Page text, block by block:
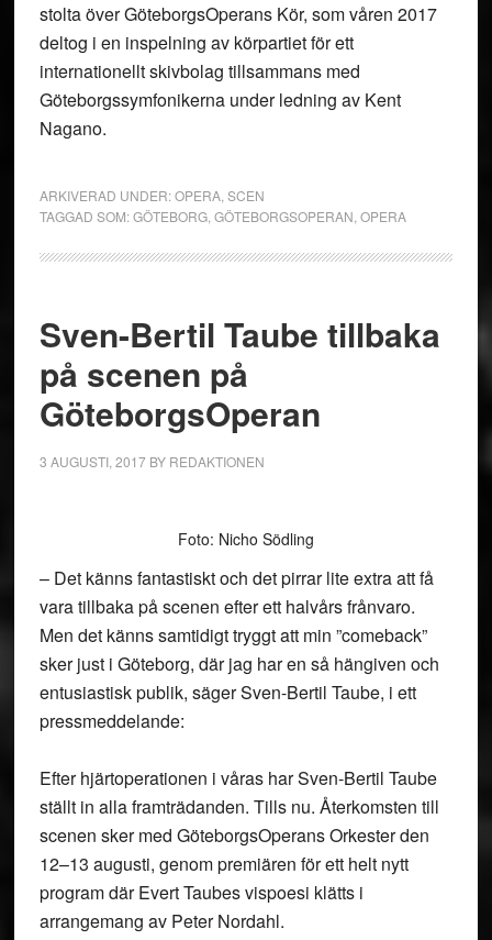
stolta över GöteborgsOperans Kör, som våren 2017
deltog i en inspelning av körpartiet för ett
internationellt skivbolag tillsammans med
Göteborgssymfonikerna under ledning av Kent
Nagano.
ARKIVERAD UNDER:OPERA, SCEN
TAGGAD SOM:GÖTEBORG, GÖTEBORGSOPERAN OPERA
Sven-Bertil Taube tillbaka
på scenen på
GöteborgsOperan
3 AUGUSTI, 2017BY REDAKTIONEN
Foto: Nicho Södling
– Det känns fantastiskt och det pirrar lite extra att få
vara tillbaka på scenen efter ett halvårs frånvaro.
Men det känns samtidigt tryggt att min ”comeback”
sker just i Göteborg, där jag har en så hängiven och
entusiastisk publik, säger Sven-Bertil Taube, i ett
pressmeddelande:
Efter hjärtoperationen i våras har Sven-Bertil Taube
ställt in alla framträdanden. Tills nu. Återkomsten till
scenen sker med GöteborgsOperans Orkester den
12–13 augusti, genom premiären för ett helt nytt
program där Evert Taubes vispoesi klätts i
arrangemang av Peter Nordahl.